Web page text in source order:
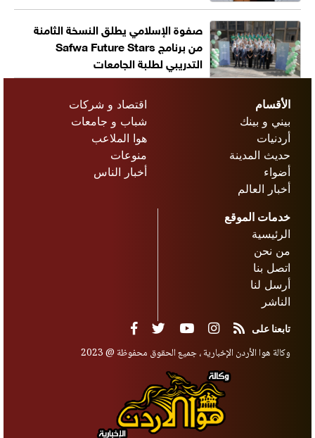
صفوة الإسلامي يطلق النسخة الثامنة
من برنامج Safwa Future Stars
التدريبي لطلبة الجامعات
الأقسام
بيني و بينك
أردنيات
حديث المدينة
أضواء
أخبار العالم
اقتصاد و شركات
شباب و جامعات
هوا الملاعب
منوعات
أخبار الناس
خدمات الموقع
الرئيسية
من نحن
اتصل بنا
أرسل لنا
الناشر
تابعنا على
وكالة هوا الأردن الإخبارية ، جميع الحقوق محفوظة @ 2023